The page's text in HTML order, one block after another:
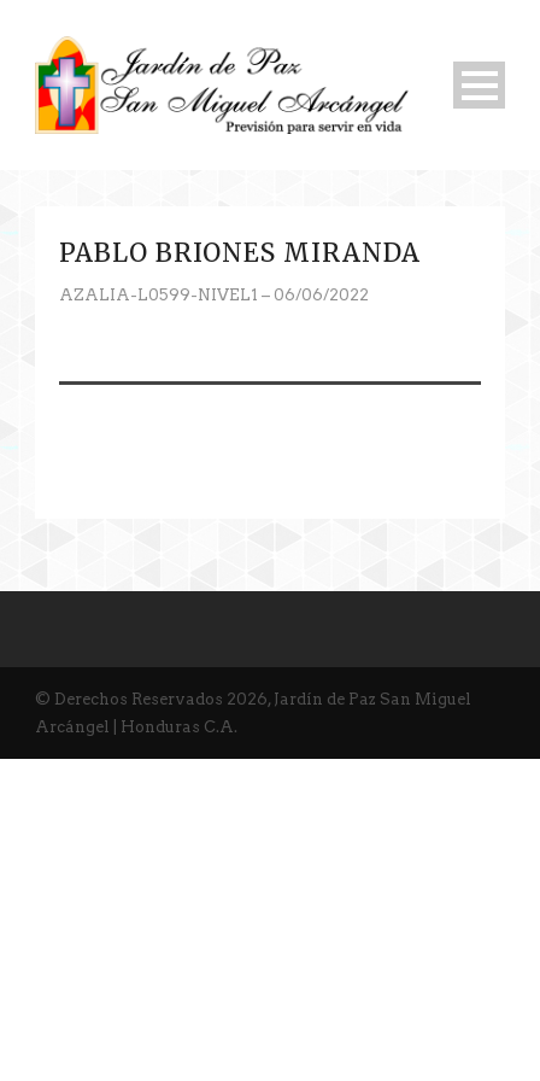
PABLO BRIONES MIRANDA
AZALIA-L0599-NIVEL1 – 06/06/2022
© Derechos Reservados 2026, Jardín de Paz San Miguel
Arcángel | Honduras C.A.